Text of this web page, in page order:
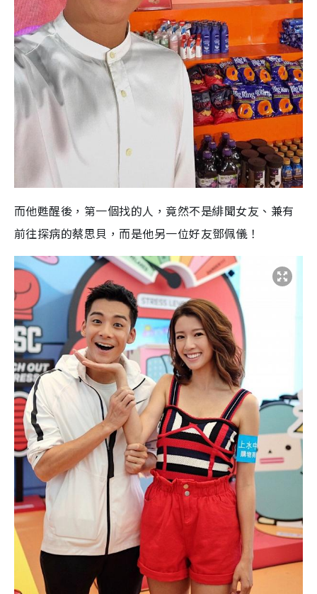
而他甦醒後，第一個找的人，竟然不是緋聞女友、兼有
前往探病的蔡思貝，而是他另一位好友鄧佩儀！